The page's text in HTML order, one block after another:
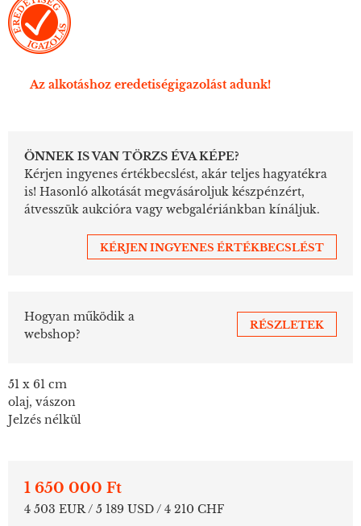
Az alkotáshoz eredetiségigazolást adunk!
ÖNNEK IS VAN TÖRZS ÉVA KÉPE?
Kérjen ingyenes értékbecslést, akár teljes hagyatékra
is! Hasonló alkotását megvásároljuk készpénzért,
átvesszük aukcióra vagy webgalériánkban kínáljuk.
KÉRJEN INGYENES ÉRTÉKBECSLÉST
Hogyan működik a
webshop?
RÉSZLETEK
51 x 61 cm
olaj, vászon
Jelzés nélkül
1 650 000 Ft
4 503 EUR / 5 189 USD / 4 210 CHF